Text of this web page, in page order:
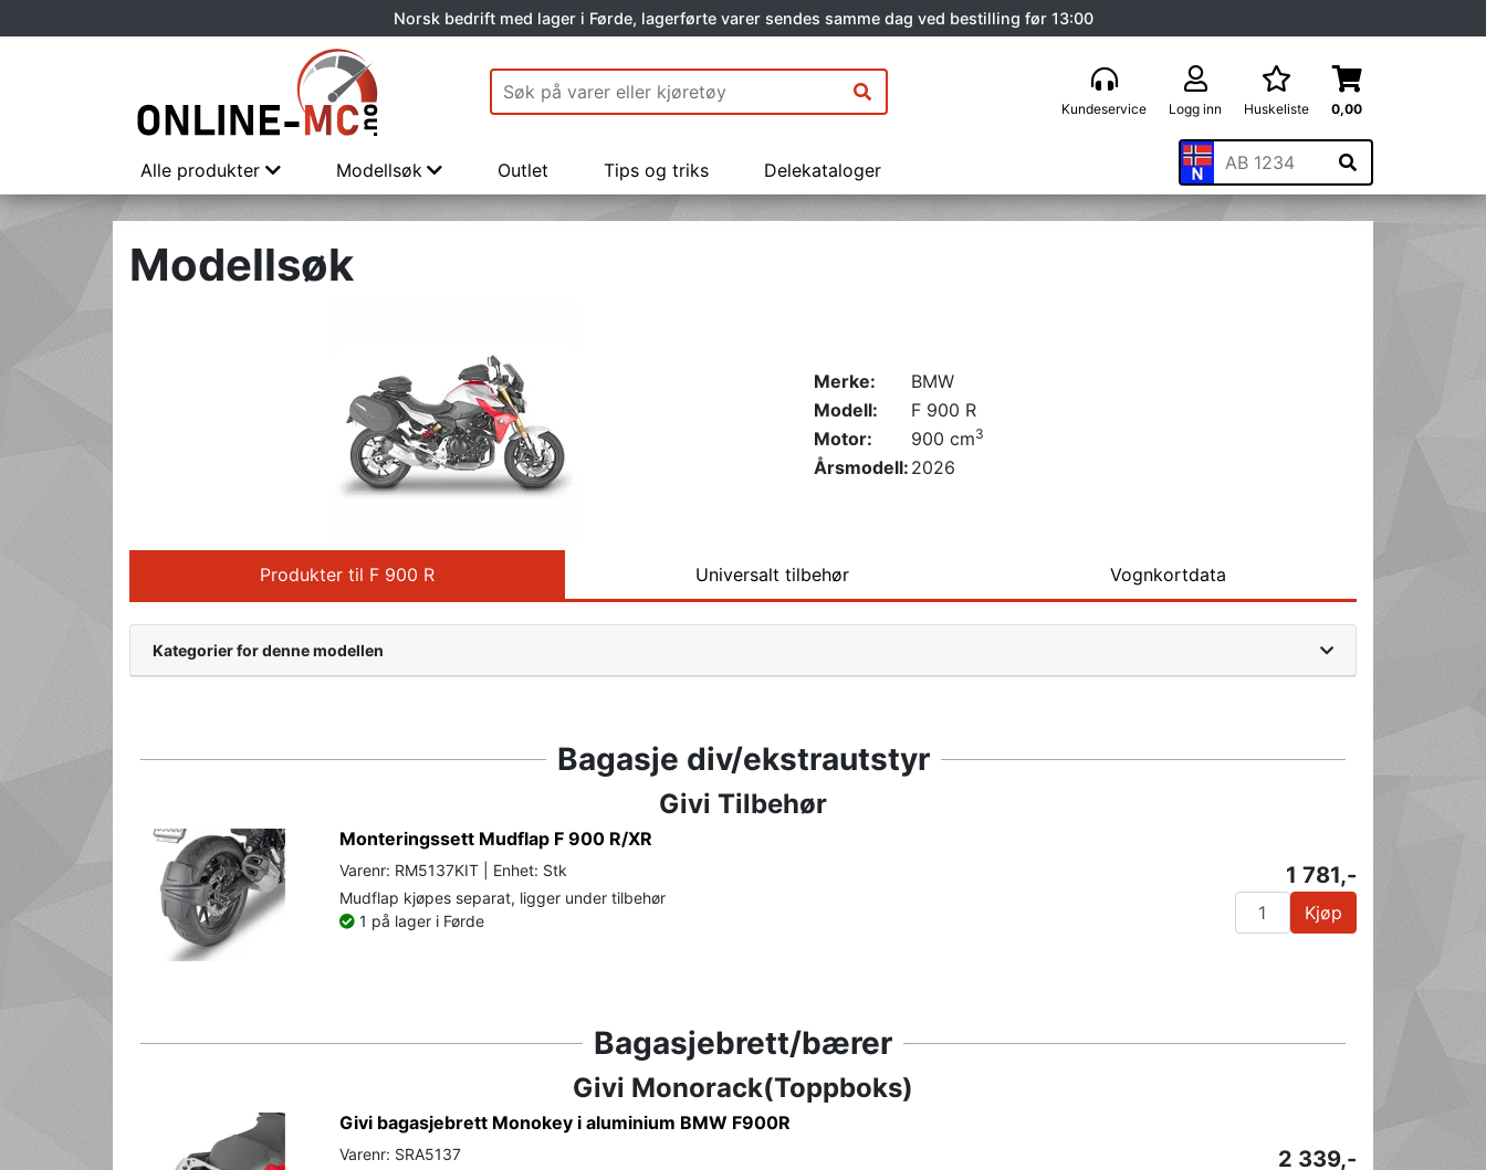
Norsk bedrift med lager i Førde, lagerførte varer sendes samme dag ved bestilling før 13:00
Kundeservice Logg inn Huskeliste 0,00
Alle produkter Modellsøk Outlet Tips og triks Delekataloger
Modellsøk
Merke:
BMW
Modell:
F 900 R
Motor:
900 cm3
Årsmodell: 2026
Produkter til F 900 R Universalt tilbehør Vognkortdata
Kategorier for denne modellen
Bagasje div/ekstrautstyr
Givi Tilbehør
Monteringssett Mudflap F 900 R/XR
Varenr: RM5137KIT | Enhet: Stk
Mudflap kjøpes separat, ligger under tilbehør
1 på lager i Førde
1 781,-
Kjøp
Bagasjebrett/bærer
Givi Monorack(Toppboks)
Givi bagasjebrett Monokey i aluminium BMW F900R
Varenr: SRA5137
2 339,-